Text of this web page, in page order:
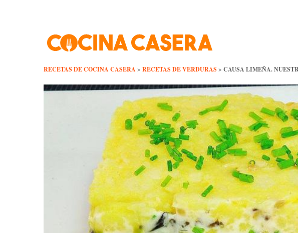
RECETAS DE COCINA CASERA > RECETAS DE VERDURAS > CAUSA LIMEÑA.